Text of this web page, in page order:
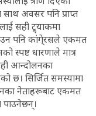
साथ अवसर पनि प्राप्त
सही ट्र्याकमा
पनि कांगे्रसले एकमत
स्पष्ट धारणाले मात्र
आन्दोलनका
छ। सिर्जित समस्यामा
नेताहरूबाट एकमत
पाउनेछन्।